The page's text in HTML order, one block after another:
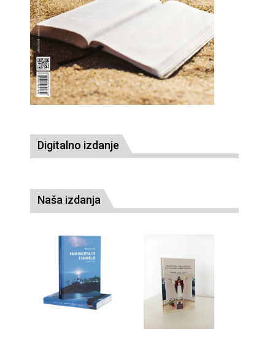
Digitalno izdanje
Naša izdanja